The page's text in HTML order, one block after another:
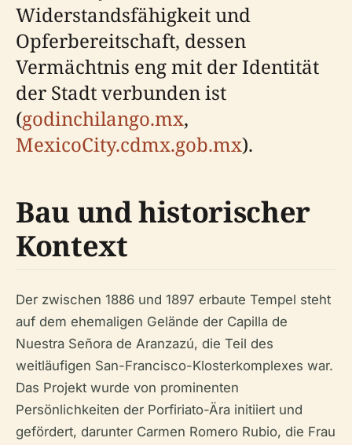
Widerstandsfähigkeit und
Opferbereitschaft, dessen
Vermächtnis eng mit der Identität
der Stadt verbunden ist
(godinchilango.mx,
MexicoCity.cdmx.gob.mx).
Bau und historischer
Kontext
Der zwischen 1886 und 1897 erbaute Tempel steht
auf dem ehemaligen Gelände der Capilla de
Nuestra Señora de Aranzazú, die Teil des
weitläufigen San-Francisco-Klosterkomplexes war.
Das Projekt wurde von prominenten
Persönlichkeiten der Porfiriato-Ära initiiert und
gefördert, darunter Carmen Romero Rubio, die Frau